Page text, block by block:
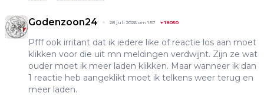
Godenzoon24 28 juli 2026 om 1:57 +18050
Pfff ook irritant dat ik iedere like of reactie los aan moet
klikken voor die uit mn meldingen verdwijnt. Zijn ze wat
ouder moet ik meer laden klikken. Maar wanneer ik dan
1 reactie heb aangeklikt moet ik telkens weer terug en
meer laden.